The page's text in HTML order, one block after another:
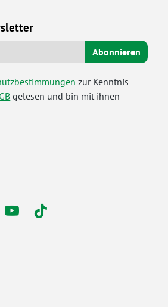
Abonnieren
zur Kenntnis
gelesen und bin mit ihnen